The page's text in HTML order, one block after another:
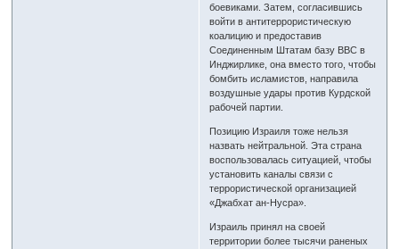
боевиками. Затем, согласившись
войти в антитеррористическую
коалицию и предоставив
Соединенным Штатам базу ВВС в
Инджирлике, она вместо того, чтобы
бомбить исламистов, направила
воздушные удары против Курдской
рабочей партии.
Позицию Израиля тоже нельзя
назвать нейтральной. Эта страна
воспользовалась ситуацией, чтобы
установить каналы связи с
террористической организацией
«Джабхат ан-Нусра».
Израиль принял на своей
территории более тысячи раненых